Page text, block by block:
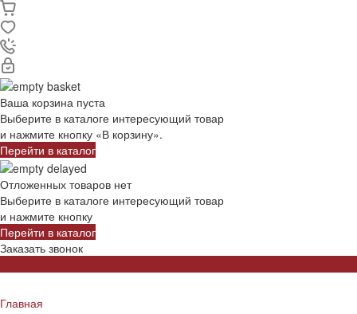
Ваша корзина пуста
Выберите в каталоге интересующий товар
и нажмите кнопку «В корзину».
Перейти в каталог
Отложенных товаров нет
Выберите в каталоге интересующий товар
и нажмите кнопку
Перейти в каталог
Заказать звонок
Главная